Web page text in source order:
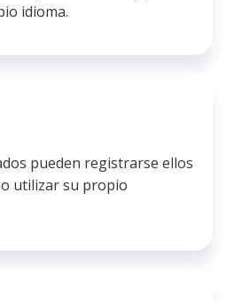
idioma.
pueden registrarse ellos
utilizar su propio